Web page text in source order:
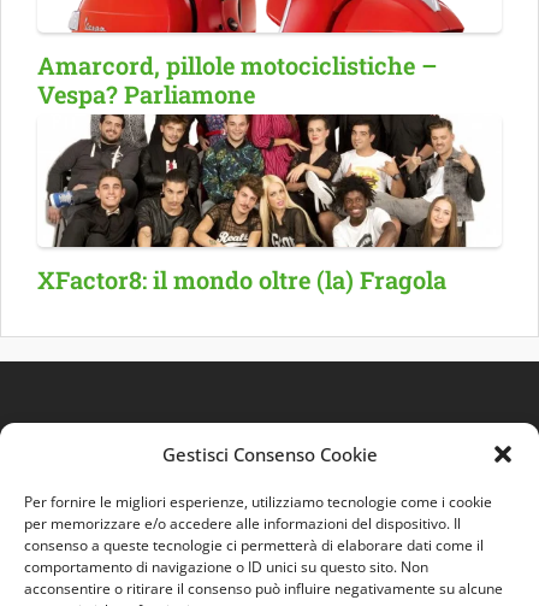
Gestisci Consenso Cookie
Per fornire le migliori esperienze, utilizziamo tecnologie come i cookie
per memorizzare e/o accedere alle informazioni del dispositivo. Il
consenso a queste tecnologie ci permetterà di elaborare dati come il
comportamento di navigazione o ID unici su questo sito. Non
acconsentire o ritirare il consenso può influire negativamente su alcune
Amarcord, pillole motociclistiche –
Vespa? Parliamone
XFactor8: il mondo oltre (la) Fragola
Quest'opera è distribuita con LicenzaCreative